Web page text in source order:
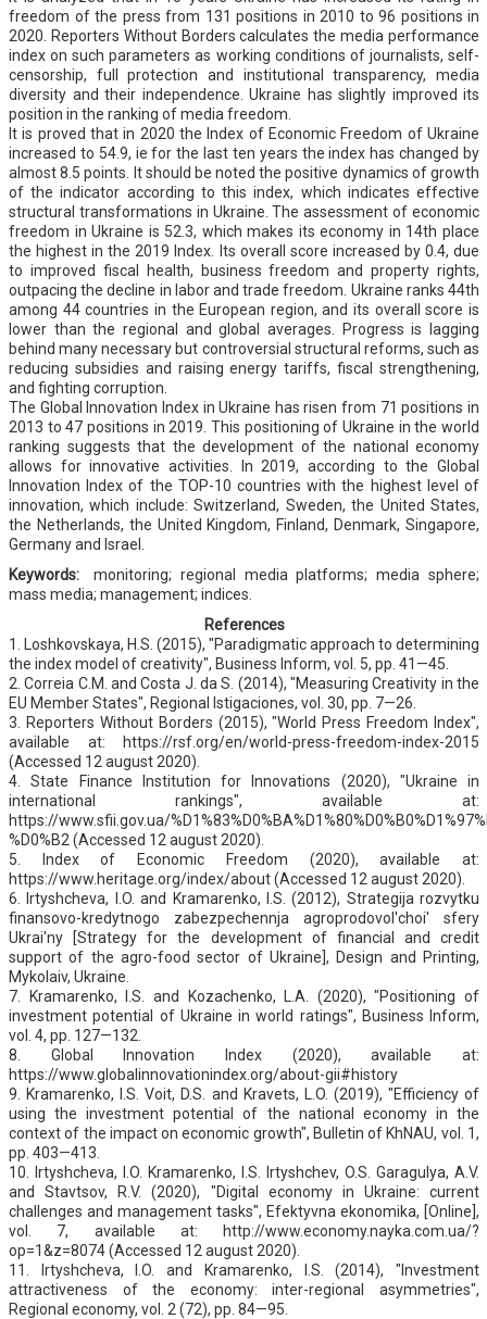
freedom of the press from 131 positions in 2010 to 96 positions in
2020. Reporters Without Borders calculates the media performance
index on such parameters as working conditions of journalists, self-
censorship, full protection and institutional transparency, media
diversity and their independence. Ukraine has slightly improved its
position in the ranking of media freedom.
It is proved that in 2020 the Index of Economic Freedom of Ukraine
increased to 54.9, ie for the last ten years the index has changed by
almost 8.5 points. It should be noted the positive dynamics of growth
of the indicator according to this index, which indicates effective
structural transformations in Ukraine. The assessment of economic
freedom in Ukraine is 52.3, which makes its economy in 14th place
the highest in the 2019 Index. Its overall score increased by 0.4, due
to improved fiscal health, business freedom and property rights,
outpacing the decline in labor and trade freedom. Ukraine ranks 44th
among 44 countries in the European region, and its overall score is
lower than the regional and global averages. Progress is lagging
behind many necessary but controversial structural reforms, such as
reducing subsidies and raising energy tariffs, fiscal strengthening,
and fighting corruption.
The Global Innovation Index in Ukraine has risen from 71 positions in
2013 to 47 positions in 2019. This positioning of Ukraine in the world
ranking suggests that the development of the national economy
allows for innovative activities. In 2019, according to the Global
Innovation Index of the TOP-10 countries with the highest level of
innovation, which include: Switzerland, Sweden, the United States,
the Netherlands, the United Kingdom, Finland, Denmark, Singapore,
Germany and Israel.
Keywords:
monitoring; regional media platforms; media sphere;
mass media; management; indices.
References
1. Loshkovskaya, H.S. (2015), "Paradigmatic approach to determining
the index model of creativity", Business Inform, vol. 5, pp. 41—45.
2. Correia C.M. and Costa J. da S. (2014), "Measuring Creativity in the
EU Member States", Regional Istigaciones, vol. 30, pp. 7—26.
3. Reporters Without Borders (2015), "World Press Freedom Index",
available at: https://rsf.org/en/world-press-freedom-index-2015
(Accessed 12 august 2020).
4. State Finance Institution for Innovations (2020), "Ukraine in
international rankings", available at:
https://www.sfii.gov.ua/
%D0%B2 (Accessed 12 august 2020).
5. Index of Economic Freedom (2020), available at:
https://www.heritage.org/index/about (Accessed 12 august 2020).
6. Irtyshcheva, I.O. and Kramarenko, I.S. (2012), Strategija rozvytku
finansovo-kredytnogo zabezpechennja agroprodovol'choi' sfery
Ukrai'ny [Strategy for the development of financial and credit
support of the agro-food sector of Ukraine], Design and Printing,
Mykolaiv, Ukraine.
7. Kramarenko, I.S. and Kozachenko, L.A. (2020), "Positioning of
investment potential of Ukraine in world ratings", Business Inform,
vol. 4, pp. 127—132.
8. Global Innovation Index (2020), available at:
https://www.globalinnovationindex.org/about-gii#history
9. Kramarenko, I.S. Voit, D.S. and Kravets, L.O. (2019), "Efficiency of
using the investment potential of the national economy in the
context of the impact on economic growth", Bulletin of KhNAU, vol. 1,
pp. 403—413.
10. Irtyshcheva, I.O. Kramarenko, I.S. Irtyshchev, O.S. Garagulya, A.V.
and Stavtsov, R.V. (2020), "Digital economy in Ukraine: current
challenges and management tasks", Efektyvna ekonomika, [Online],
vol. 7, available at: http://www.economy.nayka.com.ua/?
op=1&z=8074 (Accessed 12 august 2020).
11. Irtyshcheva, I.O. and Kramarenko, I.S. (2014), "Investment
attractiveness of the economy: inter-regional asymmetries",
Regional economy, vol. 2 (72), pp. 84—95.